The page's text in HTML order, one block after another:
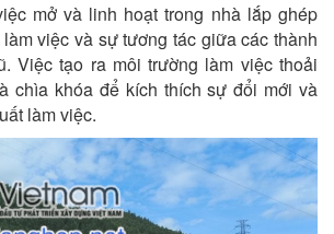
mở và linh hoạt trong nhà lắp ghép
việc và sự tương tác giữa các thành
Việc tạo ra môi trường làm việc thoải
chìa khóa để kích thích sự đổi mới và
làm việc.